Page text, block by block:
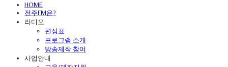
HOME
전주FM은?
라디오
편성표
프로그램 소개
방송제작 참여
사업안내